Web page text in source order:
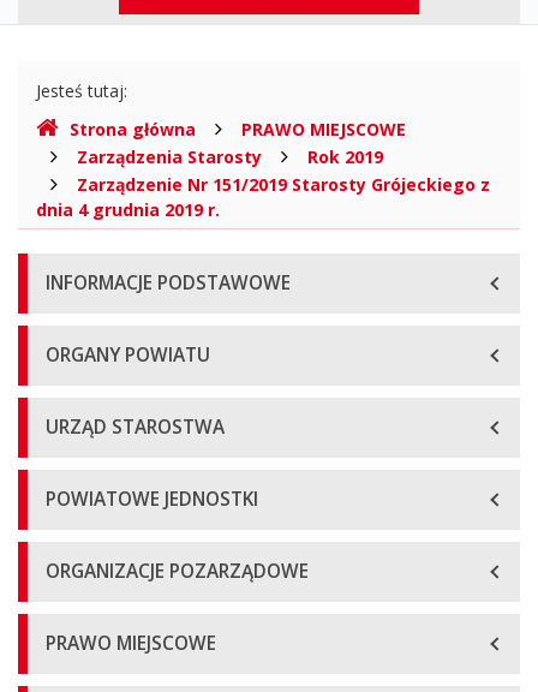
Grójecki
Województwo
mazowieckie,
Biuletyn
Informacji
Publicznej
Gdzie
jesteśmy
Jesteś tutaj:
Strona główna
PRAWO MIEJSCOWE
Zarządzenia Starosty
Rok 2019
Zarządzenie Nr 151/2019 Starosty Grójeckiego z
dnia 4 grudnia 2019 r.
Menu
główne
INFORMACJE PODSTAWOWE
ORGANY POWIATU
URZĄD STAROSTWA
POWIATOWE JEDNOSTKI
ORGANIZACJE POZARZĄDOWE
PRAWO MIEJSCOWE